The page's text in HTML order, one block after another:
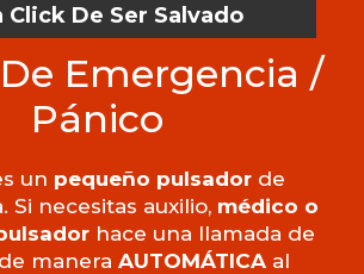
Click De Ser Salvado
Emergencia /
Pánico
un pequeño pulsadorde
Si necesitas auxilio, médico o
hace una llamada de
manera AUTOMÁTICA al